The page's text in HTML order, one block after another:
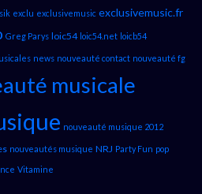
exclu exclusivemusic exclusivemusic.fr
Greg Parys loic54 loic54.net loicb54
news nouveauté contact nouveauté fg
musicale
nouveauté musique 2012
nouveautés musique NRJ Party Fun pop
Vitamine